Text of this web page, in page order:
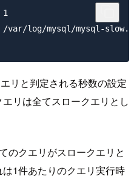
log/mysql/mysql-
リと判定される秒数の設定
リは全てスロークエリとし
のクエリがスロークエリと
1件あたりのクエリ実行時